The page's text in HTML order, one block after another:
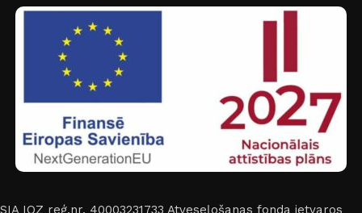
SIA IOZ reģ.nr. 40003231733 Atveseļošanas fonda ietvaros